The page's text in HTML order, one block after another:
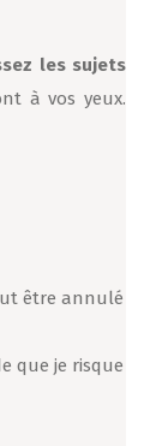
les sujets
à vos yeux.
être annulé
que je risque